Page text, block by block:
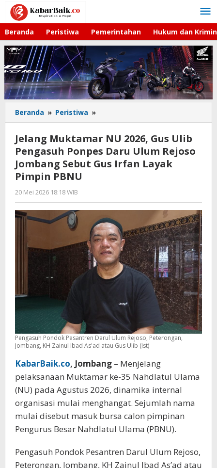
Lewati
konten
Beranda Peristiwa Pemerintahan Hukum dan
Beranda » Peristiwa »
Muktamar
2026,
Gus
Ulib
Ulum
Jombang
Sebut
Gus
Irfan
Layak
Pimpin
Jelang Muktamar NU 2026, Gus Ulib
Pengasuh Ponpes Daru Ulum Rejoso
Jombang Sebut Gus Irfan Layak
Pimpin PBNU
20 Mei 2026 18:18 WIB
Imam
WD
Pengasuh Pondok Pesantren Darul Ulum Rejoso, Peterongan,
Jombang, KH Zainul Ibad As'ad atau Gus Ulib (Ist)
KabarBaik.co, Jombang – Menjelang
pelaksanaan Muktamar ke-35 Nahdlatul Ulama
(NU) pada Agustus 2026, dinamika internal
organisasi mulai menghangat. Sejumlah nama
mulai disebut masuk bursa calon pimpinan
Pengurus Besar Nahdlatul Ulama (PBNU).
Pengasuh Pondok Pesantren Darul Ulum Rejoso,
Peterongan, Jombang, KH Zainul Ibad As’ad atau